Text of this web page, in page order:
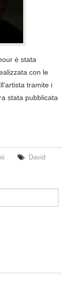
è stata
con le
tramite i
stata pubblicata
David